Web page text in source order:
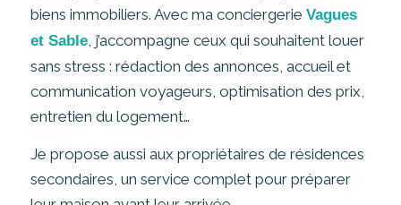
biens immobiliers. Avec ma conciergerie Vagues
et Sable, j’accompagne ceux qui souhaitent louer
sans stress : rédaction des annonces, accueil et
communication voyageurs, optimisation des prix,
entretien du logement…
Je propose aussi aux propriétaires de résidences
secondaires, un service complet pour préparer